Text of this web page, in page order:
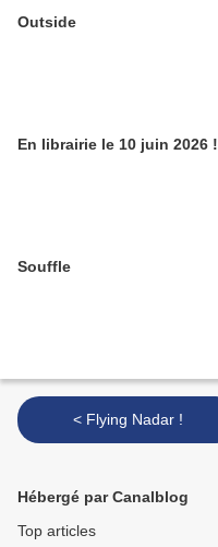
Outside
En librairie le 10 juin 2026 !
Souffle
< Flying Nadar !
Hébergé par Canalblog
Top articles